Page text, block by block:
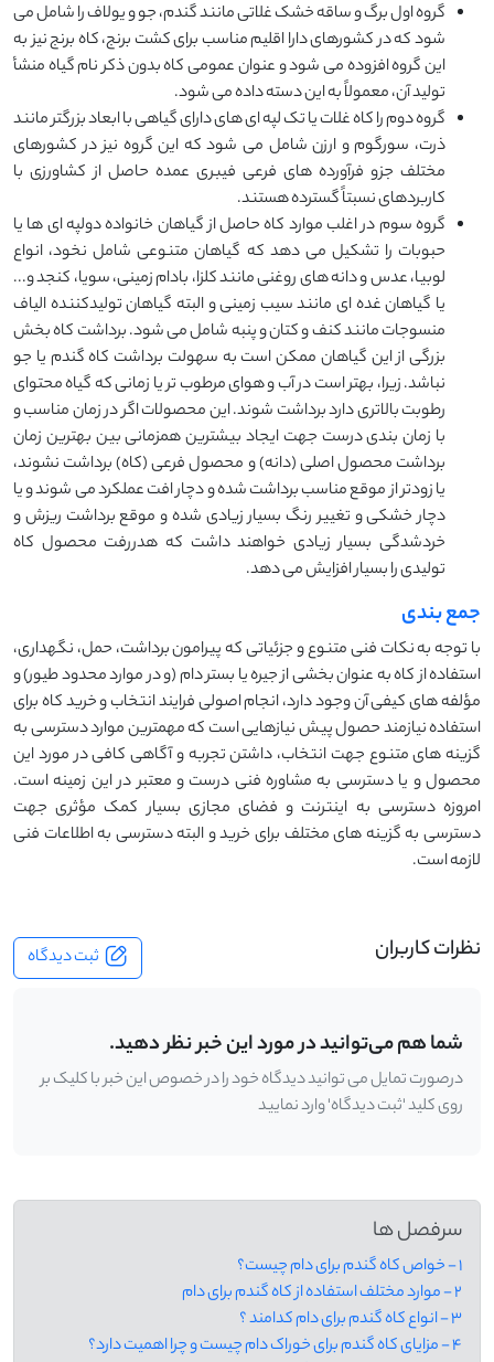
گروه اول برگ و ساقه خشک غلاتی مانند گندم، جو و یولاف را شامل می
شود که در کشورهای دارا اقلیم مناسب برای کشت برنج، کاه برنج نیز به
این گروه افزوده می شود و عنوان عمومی کاه بدون ذکر نام گیاه منشأ
تولید آن، معمولاً به این دسته داده می شود.
گروه دوم را کاه غلات یا تک لپه ای های دارای گیاهی با ابعاد بزرگتر مانند
ذرت، سورگوم و ارزن شامل می شود که این گروه نیز در کشورهای
مختلف جزو فرآورده های فرعی فیبری عمده حاصل از کشاورزی با
کاربردهای نسبتاً گسترده هستند.
گروه سوم در اغلب موارد کاه حاصل از گیاهان خانواده دولپه ای ها یا
حبوبات را تشکیل می دهد که گیاهان متنوعی شامل نخود، انواع
لوبیا، عدس و دانه های روغنی مانند کلزا، بادام زمینی، سویا، کنجد و...
یا گیاهان غده ای مانند سیب زمینی و البته گیاهان تولیدکننده الیاف
منسوجات مانند کنف و کتان و پنبه شامل می شود. برداشت کاه بخش
بزرگی از این گیاهان ممکن است به سهولت برداشت کاه گندم یا جو
نباشد. زیرا، بهتر است در آب و هوای مرطوب تر یا زمانی که گیاه محتوای
رطوبت بالاتری دارد برداشت شوند. این محصولات اگر در زمان مناسب و
با زمان بندی درست جهت ایجاد بیشترین همزمانی بین بهترین زمان
برداشت محصول اصلی (دانه) و محصول فرعی (کاه) برداشت نشوند،
یا زودتر از موقع مناسب برداشت شده و دچار افت عملکرد می شوند و یا
دچار خشکی و تغییر رنگ بسیار زیادی شده و موقع برداشت ریزش و
خردشدگی بسیار زیادی خواهند داشت که هدررفت محصول کاه
تولیدی را بسیار افزایش می دهد.
جمع بندی
با توجه به نکات فنی متنوع و جزئیاتی که پیرامون برداشت، حمل، نگهداری،
استفاده از کاه به عنوان بخشی از جیره یا بستر دام (و در موارد محدود طیور) و
مؤلفه های کیفی آن وجود دارد، انجام اصولی فرایند انتخاب و خرید کاه برای
استفاده نیازمند حصول پیش نیازهایی است که مهمترین موارد دسترسی به
گزینه های متنوع جهت انتخاب، داشتن تجربه و آگاهی کافی در مورد این
محصول و یا دسترسی به مشاوره فنی درست و معتبر در این زمینه است.
امروزه دسترسی به اینترنت و فضای مجازی بسیار کمک مؤثری جهت
دسترسی به گزینه های مختلف برای خرید و البته دسترسی به اطلاعات فنی
لازمه است.
نظرات کاربران ثبت دیدگاه
شما هم می‌توانید در مورد این خبر نظر دهید.
درصورت تمایل می توانید دیدگاه خود را در خصوص این خبر با کلیک بر
روی کلید 'ثبت دیدگاه' وارد نمایید
سرفصل ها
1 - خواص کاه گندم برای دام چیست؟
2 - موارد مختلف استفاده از کاه گندم برای دام
3 - انواع کاه گندم برای دام کدامند ؟
4 - مزایای کاه گندم برای خوراک دام چیست و چرا اهمیت دارد؟